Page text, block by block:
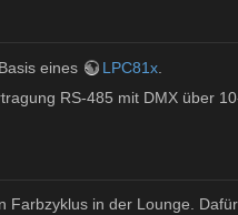
eines LPC81x.
RS-485 mit DMX über
in der Lounge.